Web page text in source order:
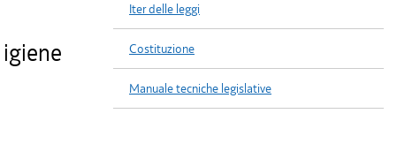
Iter delle leggi
Costituzione
Manuale tecniche legislative